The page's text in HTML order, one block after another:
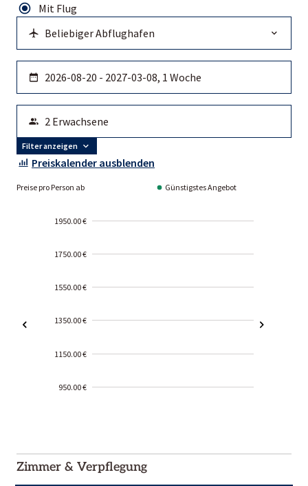
Mit Flug
Filter anzeigen
Preiskalender ausblenden
Preise pro Person ab Günstigstes Angebot
1950.00 €
1750.00 €
1550.00 €
1350.00 €
1150.00 €
950.00 €
01-02
Zimmer & Verpflegung